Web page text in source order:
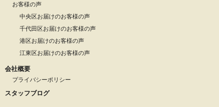
お客様の声
中央区お届けのお客様の声
千代田区お届けのお客様の声
港区お届けのお客様の声
江東区お届けのお客様の声
会社概要
プライバシーポリシー
スタッフブログ